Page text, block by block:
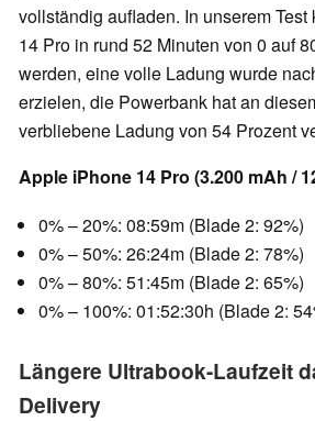
vollständig aufladen. In unserem
14 Pro in rund 52 Minuten von 0 auf
werden, eine volle Ladung wurde
erzielen, die Powerbank hat an
verbliebene Ladung von 54 Prozent
Apple iPhone 14 Pro (3.200 mAh /
0% – 20%: 08:59m (Blade 2: 92%)
0% – 50%: 26:24m (Blade 2: 78%)
0% – 80%: 51:45m (Blade 2: 65%)
0% – 100%: 01:52:30h (Blade 2:
Längere Ultrabook-Laufzeit
Delivery